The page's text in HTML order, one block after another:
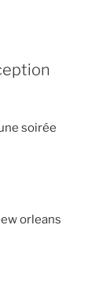
soirée
orleans